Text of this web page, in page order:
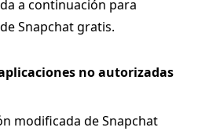
a continuación para
Snapchat gratis.
no autorizadas
modificada de Snapchat